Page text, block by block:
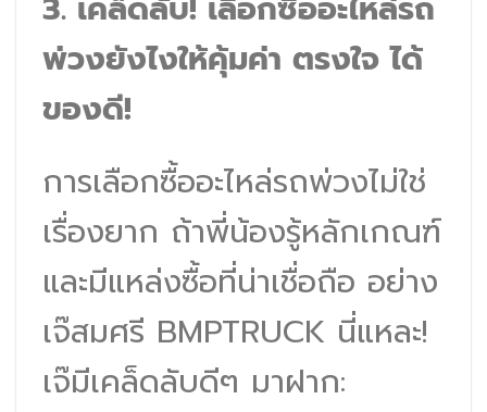
พ่วงยังไงให้คุ้มค่า ตรงใจ ได้
ของดี!
การเลือกซื้ออะไหล่รถพ่วงไม่ใช่
เรื่องยาก ถ้าพี่น้องรู้หลักเกณฑ์
และมีแหล่งซื้อที่น่าเชื่อถือ อย่าง
เจ๊สมศรี BMPTRUCK นี่แหละ!
เจ๊มีเคล็ดลับดีๆ มาฝาก: